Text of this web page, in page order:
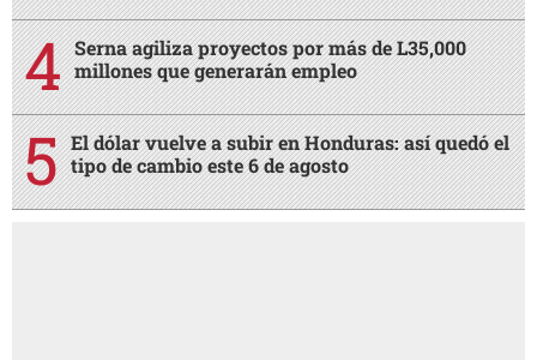
Serna agiliza proyectos por más de L35,000
millones que generarán empleo
El dólar vuelve a subir en Honduras: así quedó el
tipo de cambio este 6 de agosto